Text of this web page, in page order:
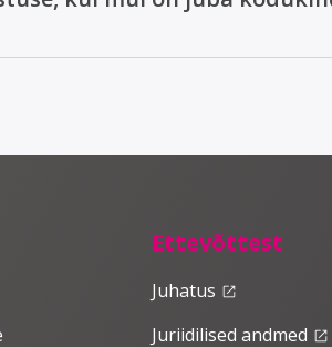
Ettevõttest
Juhatus launch
Juriidilised andmed launch